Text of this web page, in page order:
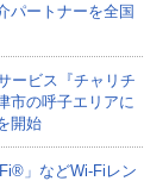
パートナーを全国
ービス『チャリチ
市の呼子エリアに
開始
」などWi-Fiレン